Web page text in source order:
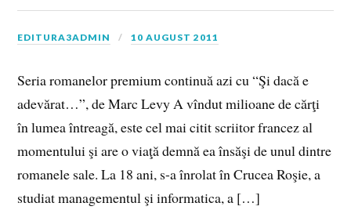
EDITURA3ADMIN 10 AUGUST 2011
Seria romanelor premium continuă azi cu “Şi dacă e
adevărat…”, de Marc Levy A vîndut milioane de cărţi
în lumea întreagă, este cel mai citit scriitor francez al
momentului şi are o viaţă demnă ea însăşi de unul dintre
romanele sale. La 18 ani, s-a înrolat în Crucea Roşie, a
studiat managementul şi informatica, a […]